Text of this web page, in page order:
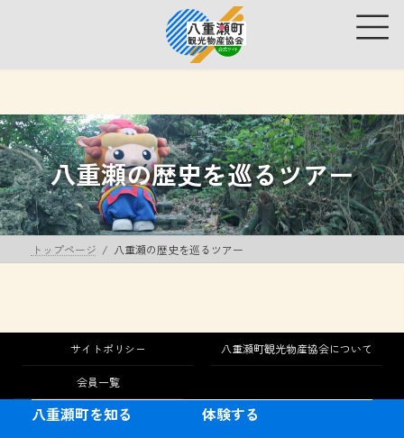
ス
キ
ッ
プ
ン
に
移
動
八重瀬の歴史を巡るツアー
トップページ 八重瀬の歴史を巡るツアー
サイトポリシー 八重瀬町観光物産協会について
会員一覧
八重瀬町を知る 体験する